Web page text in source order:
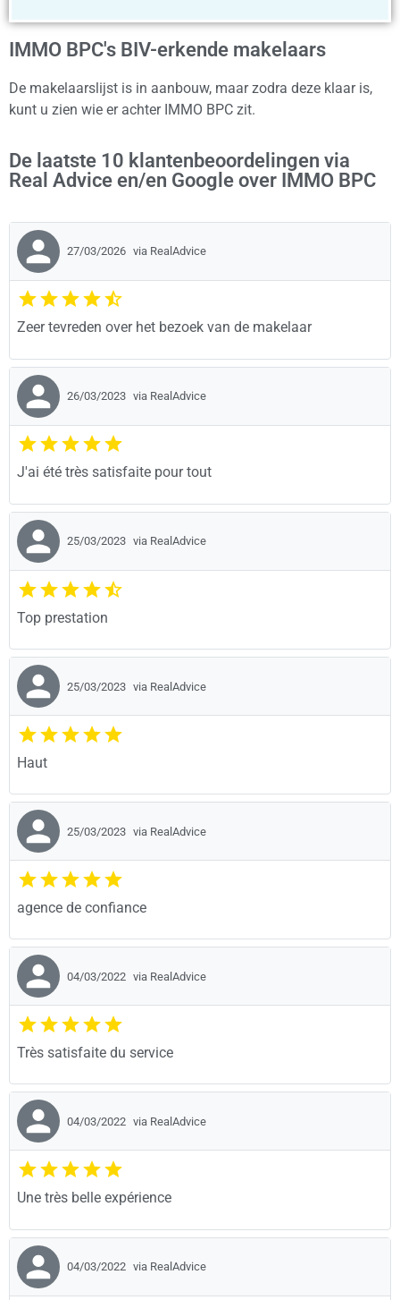
IMMO BPC's BIV-erkende makelaars
De makelaarslijst is in aanbouw, maar zodra deze klaar is,
kunt u zien wie er achter IMMO BPC zit.
De laatste 10 klantenbeoordelingen via
Real Advice en/en Google over IMMO BPC
27/03/2026 via RealAdvice
Zeer tevreden over het bezoek van de makelaar
26/03/2023 via RealAdvice
J'ai été très satisfaite pour tout
25/03/2023 via RealAdvice
Top prestation
25/03/2023 via RealAdvice
Haut
25/03/2023 via RealAdvice
agence de confiance
04/03/2022 via RealAdvice
Très satisfaite du service
04/03/2022 via RealAdvice
Une très belle expérience
04/03/2022 via RealAdvice